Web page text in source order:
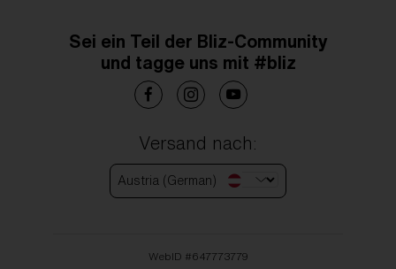
Sei ein Teil der Bliz-Community
und tagge uns mit #bliz
Versand nach:
Austria (German)
WebID #647773779